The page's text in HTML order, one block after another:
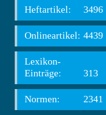
Heftartikel: 3496
Onlineartikel: 4439
Lexikon-
Einträge:
313
Normen: 2341